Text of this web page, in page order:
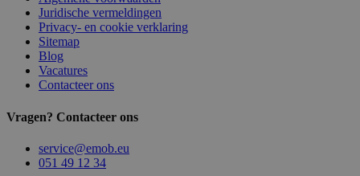
Juridische vermeldingen
Privacy- en cookie verklaring
Sitemap
Blog
Vacatures
Contacteer ons
Vragen? Contacteer ons
service@emob.eu
051 49 12 34